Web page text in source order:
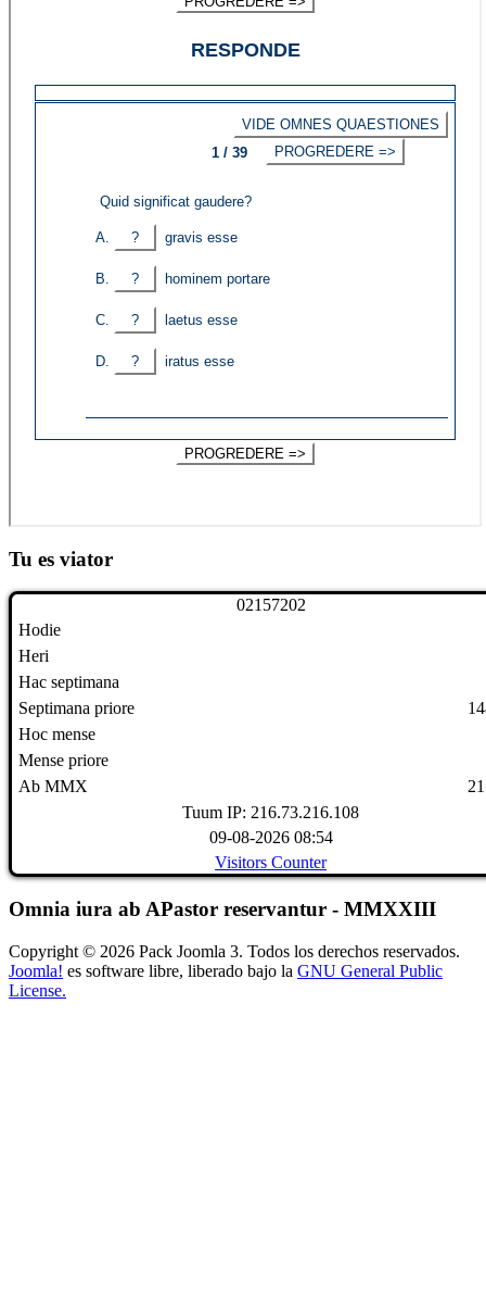
Tu es viator
02157202
Hodie
Heri
Hac septimana
Septimana priore
Hoc mense
Mense priore
Ab MMX
Tuum IP: 216.73.216.108
09-08-2026 08:54
Visitors Counter
Omnia iura ab APastor reservantur - MMXXIII
Copyright © 2026 Pack Joomla 3. Todos los derechos reservados.
Joomla! es software libre, liberado bajo la GNU General Public
License.